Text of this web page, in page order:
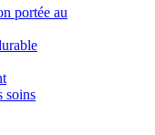
portée au
soins